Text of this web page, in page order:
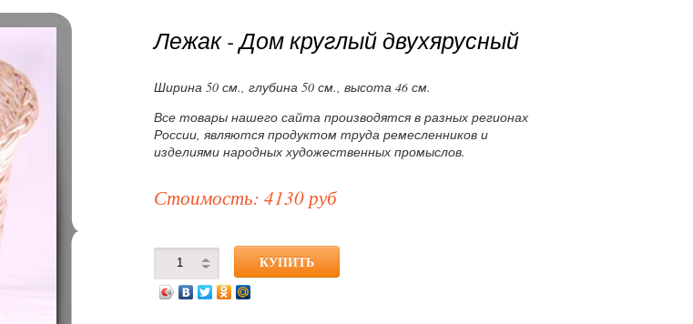
Лежак - Дом круглый двухярусный
Ширина 50 см., глубина 50 см., высота 46 см.
Все товары нашего сайта производятся в разных регионах
России, являются продуктом труда ремесленников и
изделиями народных художественных промыслов.
Стоимость: 4130 руб